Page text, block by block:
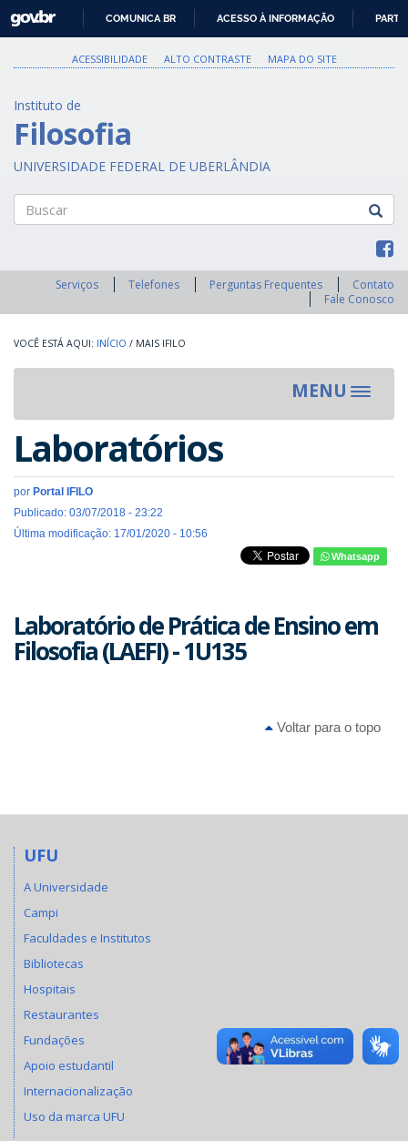
PARA
O
GOVBR
COMUNICA BR ACESSO À INFORMAÇÃO
ACESSIBILIDADE ALTO CONTRASTE MAPA DO SITE
Instituto de
Filosofia
UNIVERSIDADE FEDERAL DE UBERLÂNDIA
Serviços Telefones Perguntas Frequentes
Contato
Fale Conosco
INÍCIO / MAIS IFILO
MENU
Toggle
Laboratórios
por Portal IFILO
Publicado: 03/07/2018 - 23:22
Última modificação: 17/01/2020 - 10:56
Whatsapp
Laboratório de Prática de Ensino em
Filosofia (LAEFI) - 1U135
Voltar para o topo
UFU
A Universidade
Campi
Faculdades e Institutos
Bibliotecas
Hospitais
Restaurantes
Fundações
Apoio estudantil
Internacionalização
Uso da marca UFU